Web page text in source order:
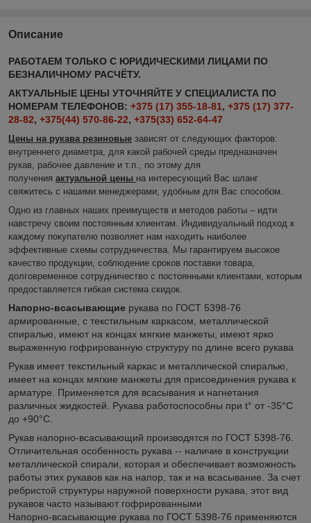
Описание
РАБОТАЕМ ТОЛЬКО С ЮРИДИЧЕСКИМИ ЛИЦАМИ ПО
БЕЗНАЛИЧНОМУ РАСЧЁТУ.
АКТУАЛЬНЫЕ ЦЕНЫ УТОЧНЯЙТЕ У СПЕЦИАЛИСТА ПО
НОМЕРАМ ТЕЛЕФОНОВ: +375 (17) 355-18-81, +375 (17) 377-
28-82, +375(44) 570-86-22, +375(33) 652-64-47
Цены на рукава резиновые зависят от следующих факторов:
внутреннего диаметра, для какой рабочей среды предназначен
рукав, рабочее давление и т.п., по этому для
получения актуальной цены на интересующий Вас шланг
свяжитесь с нашими менеджерами, удобным для Вас способом.
Одно из главных наших преимуществ и методов работы – идти
навстречу своим постоянным клиентам. Индивидуальный подход к
каждому покупателю позволяет нам находить наиболее
эффективные схемы сотрудничества. Мы гарантируем высокое
качество продукции, соблюдение сроков поставки товара,
долговременное сотрудничество с постоянными клиентами, которым
предоставляется гибкая система скидок.
Напорно-всасывающие рукава по ГОСТ 5398-76
армированные, с текстильным каркасом, металлической
спиралью, имеют на концах мягкие манжеты, имеют ярко
выраженную гофрированную структуру по длине всего рукава
Рукав имеет текстильный каркас и металлической спиралью,
имеет на концах мягкие манжеты для присоединения рукава к
арматуре. Применяется для всасывания и нагнетания
различных жидкостей. Рукава работоспособны при t° от -35°С
до +90°С.
Рукав напорно-всасывающий производятся по ГОСТ 5398-76.
Отличительная особенность рукава -- наличие в конструкции
металлической спирали, которая и обеспечивает возможность
работы этих рукавов как на напор, так и на всасывание. За счет
ребристой структуры наружной поверхности рукава, этот вид
рукавов часто называют гофрированными
Напорно-всасывающие рукава по ГОСТ 5398-76 применяются